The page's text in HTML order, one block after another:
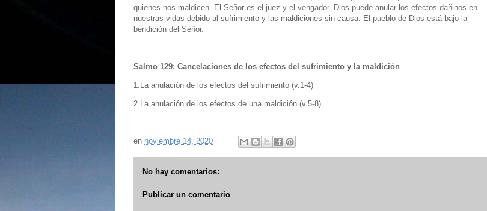
quienes nos maldicen. El Señor es el juez y el vengador. Dios puede anular los efectos dañinos en
nuestras vidas debido al sufrimiento y las maldiciones sin causa. El pueblo de Dios está bajo la
bendición del Señor.
Salmo 129: Cancelaciones de los efectos del sufrimiento y la maldición
1.La anulación de los efectos del sufrimiento (v.1-4)
2.La anulación de los efectos de una maldición (v.5-8)
en noviembre 14, 2020
No hay comentarios:
Publicar un comentario